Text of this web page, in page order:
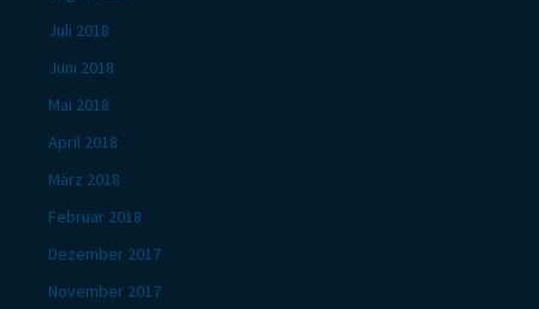
Juli 2018
Juni 2018
Mai 2018
April 2018
März 2018
Februar 2018
Dezember 2017
November 2017